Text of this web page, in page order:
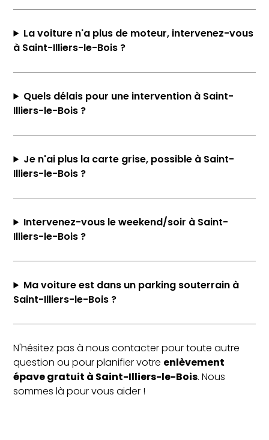
La voiture n'a plus de moteur, intervenez-vous
à Saint-Illiers-le-Bois ?
Quels délais pour une intervention à Saint-
Illiers-le-Bois ?
Je n'ai plus la carte grise, possible à Saint-
Illiers-le-Bois ?
Intervenez-vous le weekend/soir à Saint-
Illiers-le-Bois ?
Ma voiture est dans un parking souterrain à
Saint-Illiers-le-Bois ?
N'hésitez pas à nous contacter pour toute autre
question ou pour planifier votre enlèvement
épave gratuit à Saint-Illiers-le-Bois. Nous
sommes là pour vous aider !